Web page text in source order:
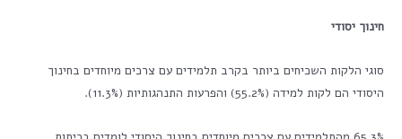
חינוך יסודי
סוגי הלקות השכיחים ביותר בקרב תלמידים עם צרכים מיוחדים בחינוך
היסודי הם לקות למידה (55.2%) והפרעות התנהגותיות (11.3%).